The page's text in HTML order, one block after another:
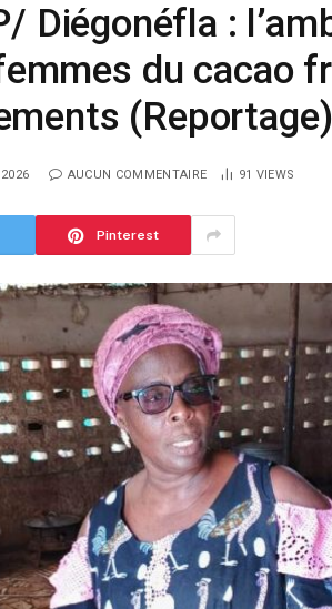
Diégonéfla :
du cacao
(Reportage)
AUCUN COMMENTAIRE 91 VIEWS
Pinterest